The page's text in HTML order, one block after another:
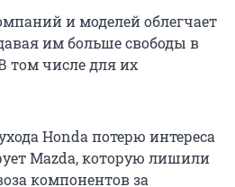
и моделей облегчает
им больше свободы в
том числе для их
Honda потерю интереса
Mazda, которую лишили
компонентов за